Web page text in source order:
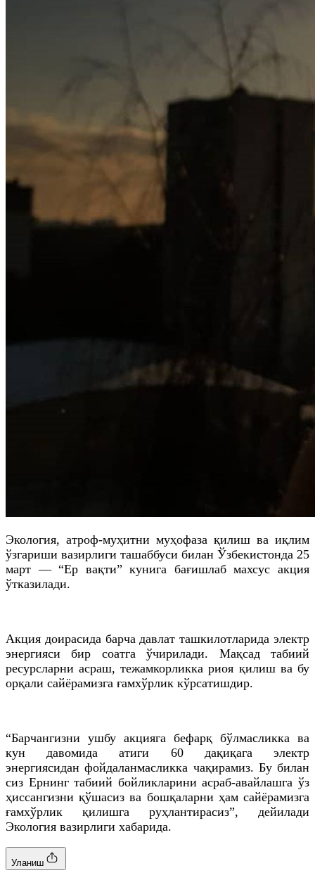
Экология, атроф-муҳитни муҳофаза қилиш ва иқлим
ўзгариши вазирлиги ташаббуси билан Ўзбекистонда 25
март — “Ер вақти” кунига бағишлаб махсус акция
ўтказилади.
Акция доирасида барча давлат ташкилотларида электр
энергияси бир соатга ўчирилади. Мақсад табиий
ресурсларни асраш, тежамкорликка риоя қилиш ва бу
орқали сайёрамизга ғамхўрлик кўрсатишдир.
“Барчангизни ушбу акцияга бефарқ бўлмасликка ва
кун давомида атиги 60 дақиқага электр
энергиясиданфойдаланмасликка чақирамиз. Бу билан
сиз Ернинг табиий бойликларини асраб-авайлашга ўз
ҳиссангизни қўшасиз ва бошқаларни ҳам сайёрамизга
ғамхўрлик қилишга руҳлантирасиз”, дейилади
Экология вазирлиги хабарида.
Уланиш